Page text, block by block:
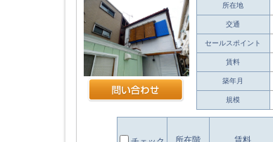
所在地
交通
セールスポイント
賃料
築年月
規模
所在階 賃料